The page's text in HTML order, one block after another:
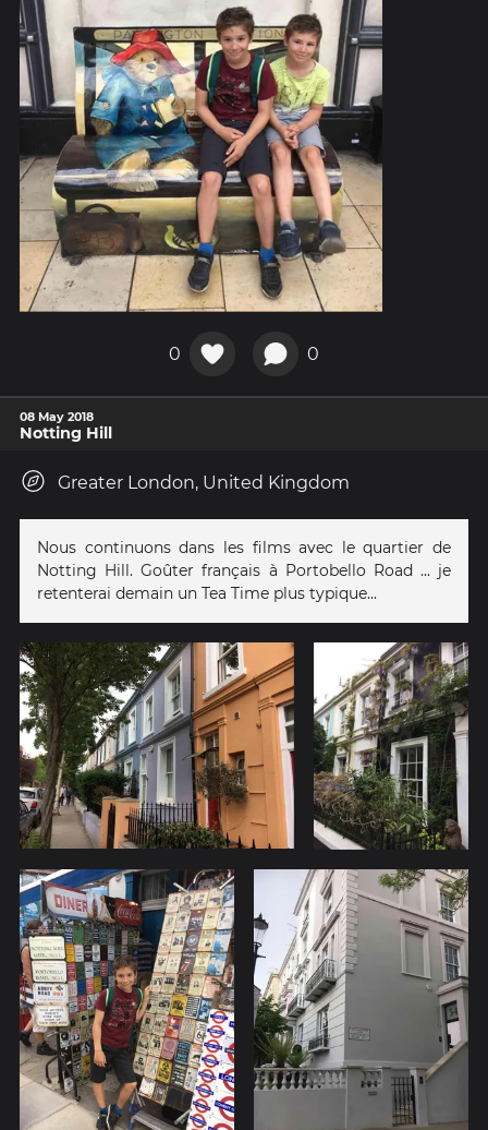
0 0
08 May 2018
Notting Hill
Greater London, United Kingdom
Nous continuons dans les films avec le quartier de
Notting Hill. Goûter français à Portobello Road ... je
retenterai demain un Tea Time plus typique...